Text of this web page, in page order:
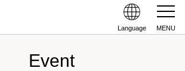
Language MENU
Event